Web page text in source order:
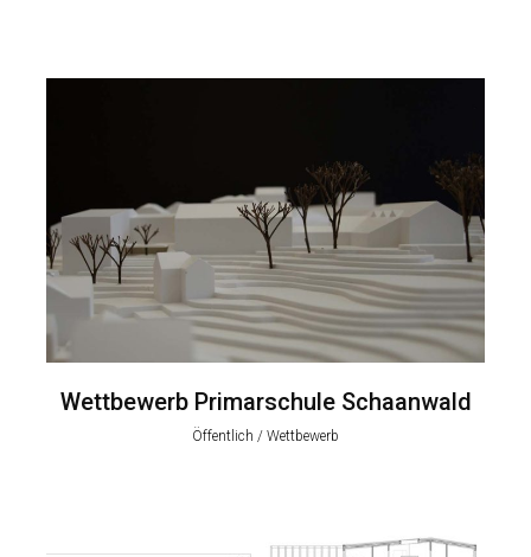
Wettbewerb Primarschule Schaanwald
Öffentlich / Wettbewerb